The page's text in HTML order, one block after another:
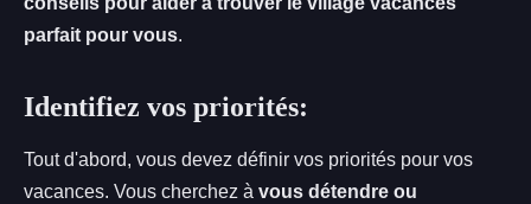
parfait pour vous.
Identifiez vos priorités:
Tout d'abord, vous devez définir vos priorités pour vos
vacances. Vous cherchez à vous détendre ou